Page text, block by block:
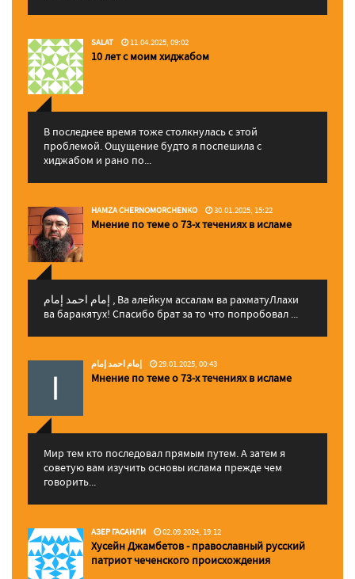
SALAT 11.04.2025, 09:02
10 лет с моим хиджабом
В последнее время тоже столкнулась с этой
проблемой. Ощущение будто я поспешила с
хиджабом и рано по...
HAMZA CHERNOMORCHENKO 30.01.2025, 15:22
Мнение по теме о 73-х течениях в исламе
إمام احمد إمام , Ва алейкум ассалам ва рахматуЛлахи
ва баракятух! Спасибо брат за то что попробовал ...
إمام احمد إمام 29.01.2025, 00:43
Мнение по теме о 73-х течениях в исламе
Мир тем кто последовал прямым путем. А затем я
советую вам изучить основы ислама прежде чем
говорить...
АЗЕР ГАСАНЛИ 02.09.2024, 19:12
Хусейн Джамбетов - православный русский
патриот чеченского происхождения